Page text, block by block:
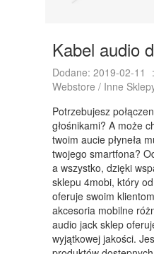
KONFERENCJE,
KURSY I
DLA
Kabel audio
Dodane: 2019-02-11
Webstore / Inne
Potrzebujesz
głośnikami? A może
twoim aucie płyneła
twojego smartfona?
a wszystko, dzięki
sklepu 4mobi, który
oferuje swoim
akcesoria mobilne
audio jack sklep
wyjątkowej jakości.